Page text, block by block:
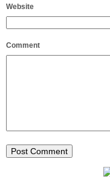
Website
Comment